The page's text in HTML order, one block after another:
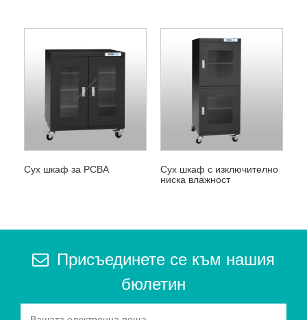
Сух шкаф за PCBA
Сух шкаф с изключително
ниска влажност
Присъединете се към нашия
бюлетин